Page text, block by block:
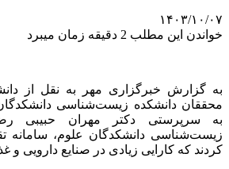
۱۴۰۳/۱۰/۰۷
خواندن این مطلب 2 دقیقه زمان میبرد
به گزارش خبرگزاری مهر به نقل از
محققان دانشکده زیست‌شناسی
به سرپرستی دکتر مهران حبیبی
زیست‌شناسی دانشکدگان علوم، سامانه
کردند که کارایی زیادی در صنایع دارویی و